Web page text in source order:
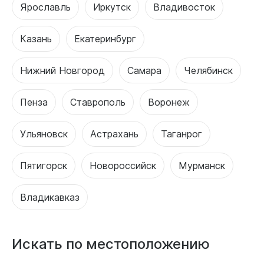
Ярославль Иркутск Владивосток
Казань Екатеринбург
Нижний Новгород Самара Челябинск
Пенза Ставрополь Воронеж
Ульяновск Астрахань Таганрог
Пятигорск Новороссийск Мурманск
Владикавказ
Искать по местоположению